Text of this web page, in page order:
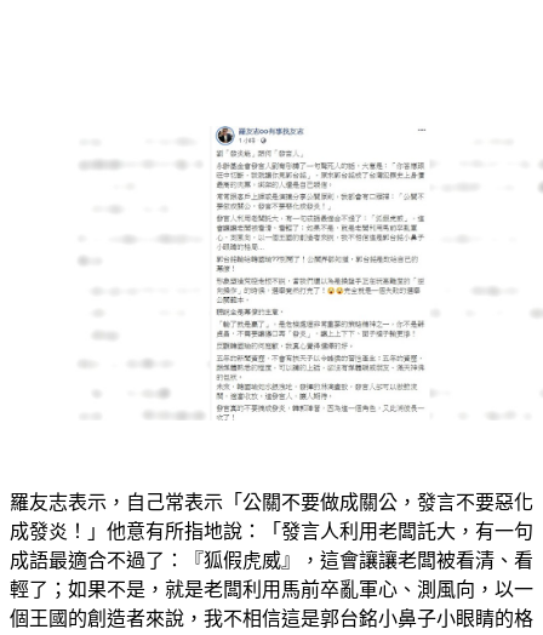
羅友志表示，自己常表示「公關不要做成關公，發言不要惡化
成發炎！」他意有所指地說：「發言人利用老闆託大，有一句
成語最適合不過了：『狐假虎威』，這會讓讓老闆被看清、看
輕了；如果不是，就是老闆利用馬前卒亂軍心、測風向，以一
個王國的創造者來說，我不相信這是郭台銘小鼻子小眼睛的格